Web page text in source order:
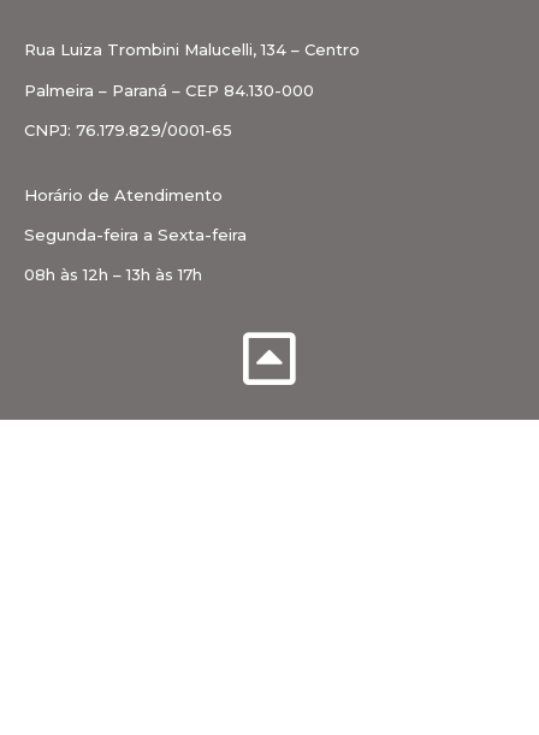
Rua Luiza Trombini Malucelli, 134 – Centro
Palmeira – Paraná – CEP 84.130-000
CNPJ: 76.179.829/0001-65
Horário de Atendimento
Segunda-feira a Sexta-feira
08h às 12h – 13h às 17h